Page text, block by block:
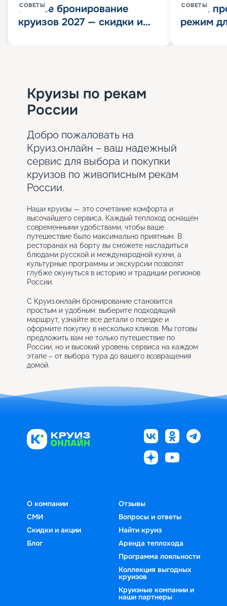
СОВЕТЫ
Раннее бронирование
круизов 2027 — скидки и
СОВЕТЫ
Китай
режим
Круизы по рекам
России
Добро пожаловать на
Круиз.онлайн – ваш надежный
сервис для выбора и покупки
круизов по живописным рекам
России.
Наши круизы — это сочетание комфорта и
высочайшего сервиса. Каждый теплоход оснащён
современными удобствами, чтобы ваше
путешествие было максимально приятным. В
ресторанах на борту вы сможете насладиться
блюдами русской и международной кухни, а
культурные программы и экскурсии позволят
глубже окунуться в историю и традиции регионов
России.
С Круиз.онлайн бронирование становится
простым и удобным: выберите подходящий
маршрут, узнайте все детали о поездке и
оформите покупку в несколько кликов. Мы готовы
предложить вам не только путешествие по
России, но и высокий уровень сервиса на каждом
этапе – от выбора тура до вашего возвращения
домой.
О компании
СМИ
Скидки и акции
Блог
Отзывы
Вопросы и ответы
Найти круиз
Аренда теплохода
Программа лояльности
Коллекция выгодных
круизов
Круизные компании и
наши партнеры